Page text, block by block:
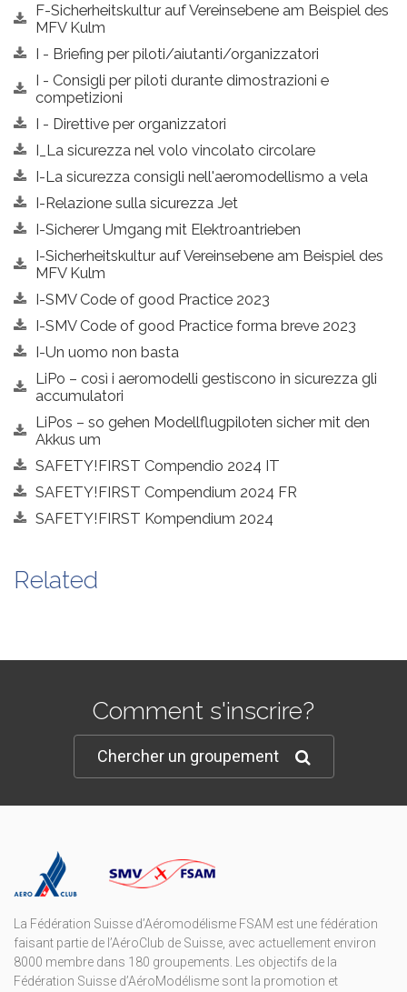
F-Sicherheitskultur auf Vereinsebene am Beispiel des
MFV Kulm
I - Briefing per piloti/aiutanti/organizzatori
I - Consigli per piloti durante dimostrazioni e
competizioni
I - Direttive per organizzatori
I_La sicurezza nel volo vincolato circolare
I-La sicurezza consigli nell'aeromodellismo a vela
I-Relazione sulla sicurezza Jet
I-Sicherer Umgang mit Elektroantrieben
I-Sicherheitskultur auf Vereinsebene am Beispiel des
MFV Kulm
I-SMV Code of good Practice 2023
I-SMV Code of good Practice forma breve 2023
I-Un uomo non basta
LiPo – così i aeromodelli gestiscono in sicurezza gli
accumulatori
LiPos – so gehen Modellflugpiloten sicher mit den
Akkus um
SAFETY!FIRST Compendio 2024 IT
SAFETY!FIRST Compendium 2024 FR
SAFETY!FIRST Kompendium 2024
Related
Comment s'inscrire?
Chercher un groupement
La Fédération Suisse d’Aéromodélisme FSAM est une fédération
faisant partie de l’AéroClub de Suisse, avec actuellement environ
8000 membre dans 180 groupements. Les objectifs de la
Fédération Suisse d’AéroModélisme sont la promotion et